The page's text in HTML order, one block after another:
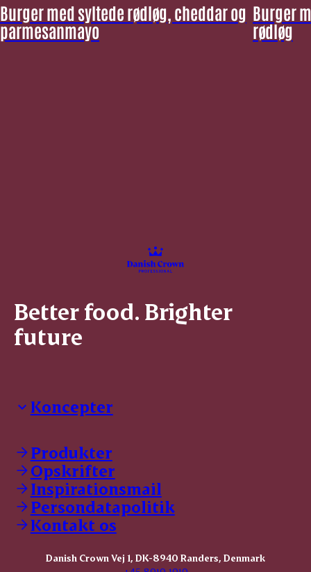
Burger med syltede rødløg, cheddar og
parmesanmayo
Burger
rødløg
Better food. Brighter
future
Koncepter
Dyrbar
GØL
Tulip
Friland
Dansk Kødkvæg
STOLT
Dansk Kalv
KOMBI Hak
Produkter
Opskrifter
Inspirationsmail
Persondatapolitik
Kontakt os
Danish Crown Vej 1, DK-8940 Randers, Denmark